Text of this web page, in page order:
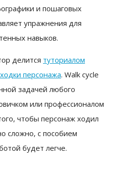
и пошаговых
упражнения для
навыков.
делится туториалом
персонажа. Walk cycle
задачей любого
или профессионалом
чтобы персонаж ходил
сложно, с пособием
будет легче.